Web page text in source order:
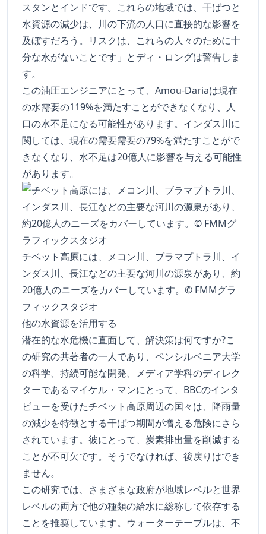
スタンとインドです。これらの地域では、干ばつと
水資源の減少は、川の下流の人口に直接的な影響を
及ぼすだろう。リスクは、これらの人々のために十
分な水がないことです」とディ・ロングは警告しま
す。
この油圧エンジニアにとって、Amou-Dariaは現在
の水需要の119%を満たすことができなくなり、人
口の水不足になる可能性があります。インダス川に
関しては、現在の需要需要の79%を満たすことがで
きなくなり、水不足は20億人に影響を与える可能性
があります。
チベット高原には、メコン川、ブラマプトラ川、イ
ンダス川、長江などの主要な河川の源泉があり、約
20億人のニーズをカバーしています。© FMMグラ
フィックスタジオ
他の水資源を活用する
潜在的な水危機に直面して、解決策は何ですか?こ
の研究の共著者の一人であり、ペンシルベニア大学
の科学、持続可能な開発、メディア学科のディレク
ターであるマイケル・マンにとって、BBCのインタ
ビューを受けたチベット高原周辺の国々は、降雨量
の減少を特徴とする干ばつ期間が増える危険にさら
されています。彼にとって、炭素排出量を削減する
ことが不可欠です。そうでなければ、後戻りはでき
ません。
この研究では、さまざまな政府が地域レベルと世界
レベルの両方で他の種類の給水に総称して依存する
ことを推奨しています。ウォーターテーブルは、不